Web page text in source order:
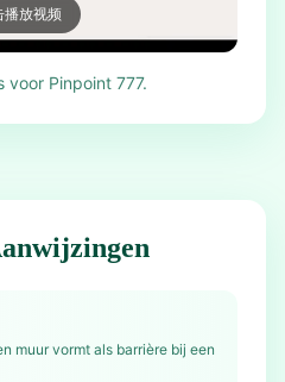
播放视频
voor Pinpoint 777.
muur vormt als barrière bij een